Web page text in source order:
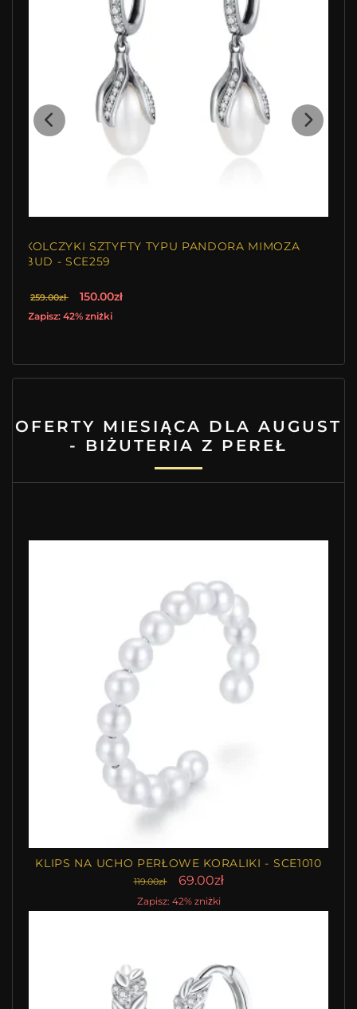
KOLCZYKI SZTYFTY TYPU PANDORA MIMOZA
BUD - SCE259
259.00zł 150.00zł
Zapisz: 42% zniżki
OFERTY MIESIĄCA DLA AUGUST
- BIŻUTERIA Z PEREŁ
KLIPS NA UCHO PERŁOWE KORALIKI - SCE1010
119.00zł 69.00zł
Zapisz: 42% zniżki